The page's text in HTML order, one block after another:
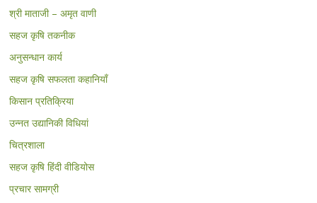
श्री माताजी – अमृत वाणी
सहज कृषि तकनीक
अनुसन्धान कार्य
सहज कृषि सफलता कहानियाँ
किसान प्रतिक्रिया
उन्नत उद्यानिकी विधियां
चित्रशाला
सहज कृषि हिंदी वीडियोस
प्रचार सामग्री